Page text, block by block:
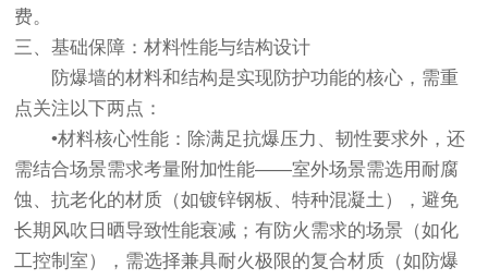
费。
三、基础保障：材料性能与结构设计
防爆墙的材料和结构是实现防护功能的核心，需重
点关注以下两点：
•材料核心性能：除满足抗爆压力、韧性要求外，还
需结合场景需求考量附加性能——室外场景需选用耐腐
蚀、抗老化的材质（如镀锌钢板、特种混凝土），避免
长期风吹日晒导致性能衰减；有防火需求的场景（如化
工控制室），需选择兼具耐火极限的复合材质（如防爆